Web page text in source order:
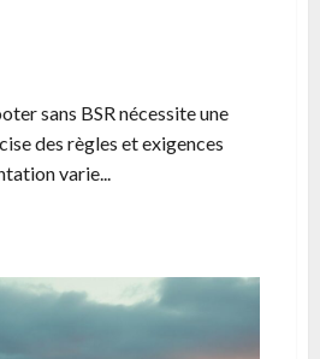
sans BSR nécessite une
des règles et exigences
varie...